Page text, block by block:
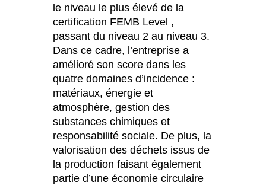
le niveau le plus élevé de la
certification FEMB Level ,
passant du niveau 2 au niveau 3.
Dans ce cadre, l’entreprise a
amélioré son score dans les
quatre domaines d’incidence :
matériaux, énergie et
atmosphère, gestion des
substances chimiques et
responsabilité sociale. De plus, la
valorisation des déchets issus de
la production faisant également
partie d’une économie circulaire